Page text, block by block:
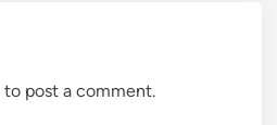
to post a comment.